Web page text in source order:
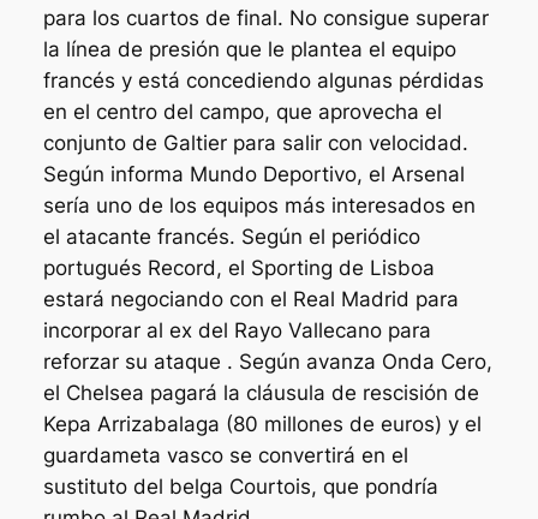
para los cuartos de final. No consigue superar
la línea de presión que le plantea el equipo
francés y está concediendo algunas pérdidas
en el centro del campo, que aprovecha el
conjunto de Galtier para salir con velocidad.
Según informa Mundo Deportivo, el Arsenal
sería uno de los equipos más interesados en
el atacante francés. Según el periódico
portugués Record, el Sporting de Lisboa
estará negociando con el Real Madrid para
incorporar al ex del Rayo Vallecano para
reforzar su ataque . Según avanza Onda Cero,
el Chelsea pagará la cláusula de rescisión de
Kepa Arrizabalaga (80 millones de euros) y el
guardameta vasco se convertirá en el
sustituto del belga Courtois, que pondría